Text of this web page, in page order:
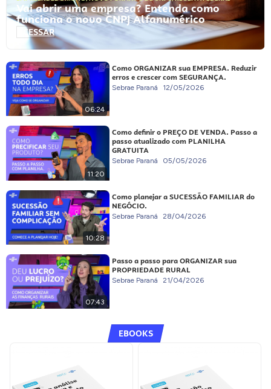
Vai abrir uma empresa? Entenda como
funciona o novo CNPJ Alfanumérico
ACESSAR
06:24
Como ORGANIZAR sua EMPRESA. Reduzir
erros e crescer com SEGURANÇA.
Sebrae Paraná 12/05/2026
11:20
Como definir o PREÇO DE VENDA. Passo a
passo atualizado com PLANILHA
GRATUITA
Sebrae Paraná 05/05/2026
10:28
Como planejar a SUCESSÃO FAMILIAR do
NEGÓCIO.
Sebrae Paraná 28/04/2026
07:43
Passo a passo para ORGANIZAR sua
PROPRIEDADE RURAL
Sebrae Paraná 21/04/2026
EBOOKS